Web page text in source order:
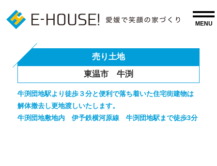
売り土地
東温市 牛渕
牛渕団地駅より徒歩３分と便利で落ち着いた住宅街建物は
解体撤去し更地渡しいたします。
牛渕団地敷地内 伊予鉄横河原線 牛渕団地駅まで徒歩3分